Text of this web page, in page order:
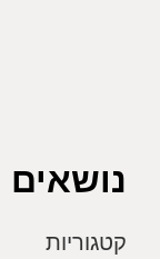
נושאים
קטגוריות